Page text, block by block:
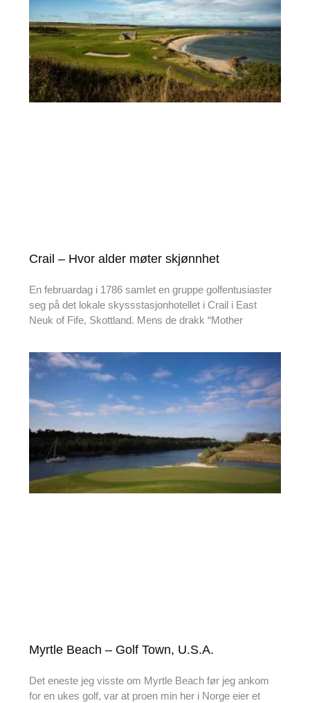
Crail – Hvor alder møter skjønnhet
En februardag i 1786 samlet en gruppe golfentusiaster
seg på det lokale skyssstasjonhotellet i Crail i East
Neuk of Fife, Skottland. Mens de drakk “Mother
Myrtle Beach – Golf Town, U.S.A.
Det eneste jeg visste om Myrtle Beach før jeg ankom
for en ukes golf, var at proen min her i Norge eier et